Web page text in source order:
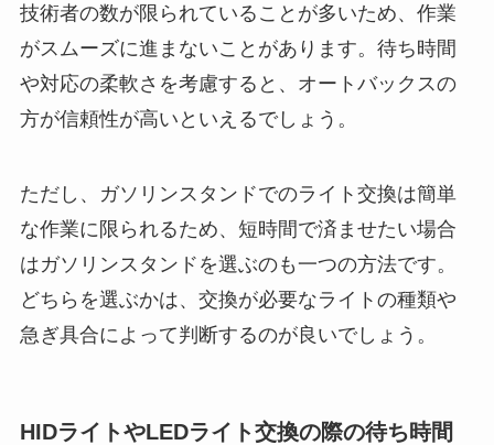
技術者の数が限られていることが多いため、作業
がスムーズに進まないことがあります。待ち時間
や対応の柔軟さを考慮すると、オートバックスの
方が信頼性が高いといえるでしょう。
ただし、ガソリンスタンドでのライト交換は簡単
な作業に限られるため、短時間で済ませたい場合
はガソリンスタンドを選ぶのも一つの方法です。
どちらを選ぶかは、交換が必要なライトの種類や
急ぎ具合によって判断するのが良いでしょう。
HIDライトやLEDライト交換の際の待ち時間